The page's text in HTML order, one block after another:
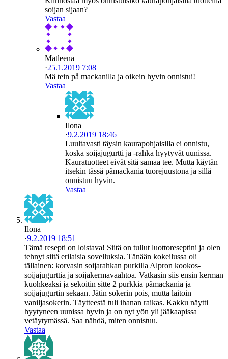
soijan sijaan?
Vastaa
Matleena
·25.1.2019 7:08
Mä tein på mackanilla ja oikein hyvin onnistui!
Vastaa
Ilona
·9.2.2019 18:46
Luultavasti täysin kaurapohjaisilla ei onnistu,
koska soijajugurtti ja -rahka hyytyvät uunissa.
Kauratuotteet eivät sitä samaa tee. Mutta käytän
itsekin tässä påmackania tuorejuustona ja sillä
onnistuu hyvin.
Vastaa
Ilona
·9.2.2019 18:51
Tämä resepti on loistava! Siitä on tullut luottoreseptini ja olen
tehnyt siitä erilaisia sovelluksia. Tänään kokeilussa oli
tällainen: korvasin soijarahkan purkilla Alpron kookos-
soijajugurttia ja soijakermavaahtoa. Vatkasin siis ensin kerman
kuohkeaksi ja sekoitin sitte 2 purkkia påmackania ja
soijajugurtin sekaan. Jätin sokerin pois, mutta laitoin
vaniljasokerin. Täytteestä tuli ihanan raikas. Kakku näytti
hyytyneen uunissa hyvin ja on nyt yön yli jääkaapissa
vetäytymässä. Saa nähdä, miten onnistuu.
Vastaa